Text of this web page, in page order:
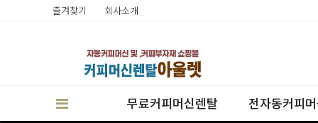
즐겨찾기 회사소개
무료커피머신렌탈 전자동커피머